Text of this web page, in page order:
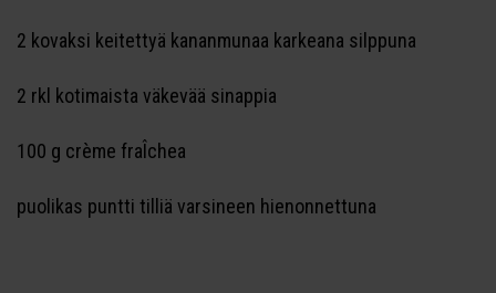
2 kovaksi keitettyä kananmunaa karkeana silppuna
2 rkl kotimaista väkevää sinappia
100 g crème fraÎchea
puolikas puntti tilliä varsineen hienonnettuna